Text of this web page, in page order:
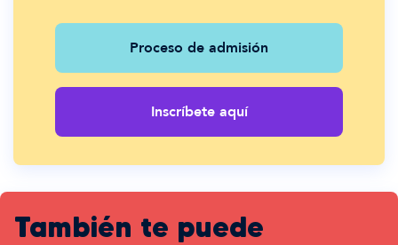
Proceso de admisión
Inscríbete aquí
También te puede